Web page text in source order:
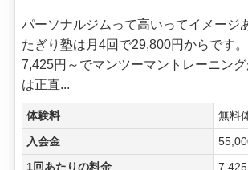
パーソナルジムって高いってイメージ
たぎり塾は月4回で29,800円からです
7,425円～でマンツーマントレーニン
は正直...
体験料 無料
入会金
1回あたりの料金 7,425